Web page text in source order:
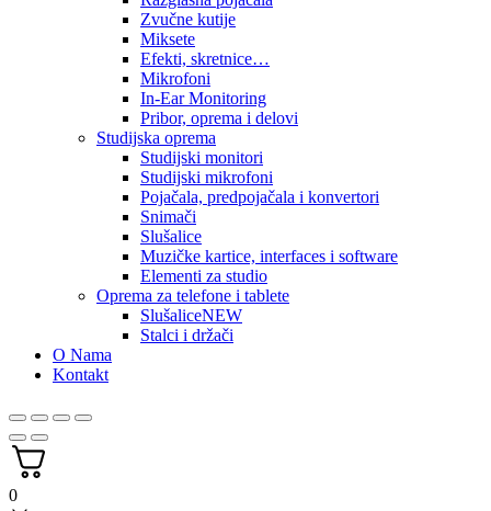
Zvučne kutije
Miksete
Efekti, skretnice…
Mikrofoni
In-Ear Monitoring
Pribor, oprema i delovi
Studijska oprema
Studijski monitori
Studijski mikrofoni
Pojačala, predpojačala i konvertori
Snimači
Slušalice
Muzičke kartice, interfaces i software
Elementi za studio
Oprema za telefone i tablete
SlušaliceNEW
Stalci i držači
O Nama
Kontakt
0